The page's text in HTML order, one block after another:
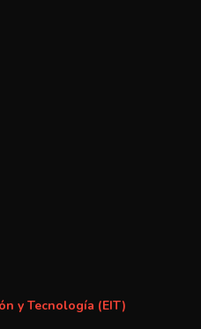
y Tecnología (EIT)